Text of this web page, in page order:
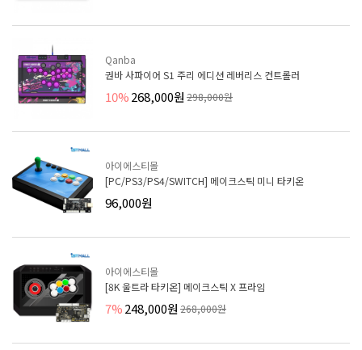
Qanba
권바 사파이어 S1 주리 에디션 레버리스 컨트롤러
10%268,000원 298,000원
아이에스티몰
[PC/PS3/PS4/SWITCH] 메이크스틱 미니 타키온
96,000원
아이에스티몰
[8K 울트라 타키온] 메이크스틱 X 프라임
7%248,000원 268,000원